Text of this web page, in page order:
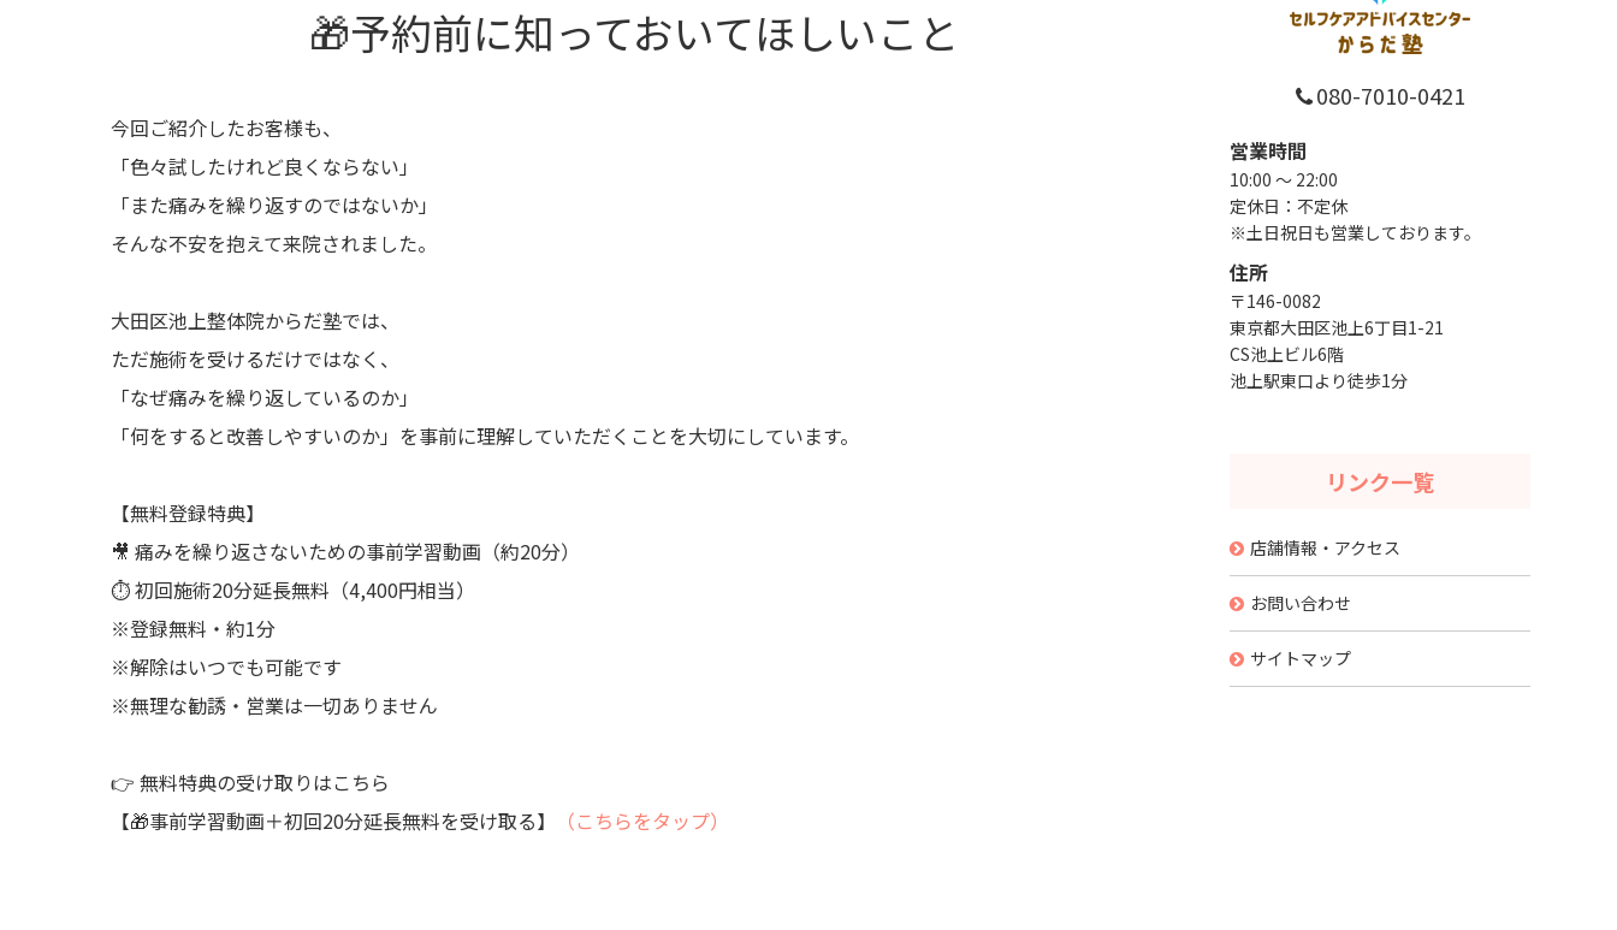
🎁予約前に知っておいてほしいこと
今回ご紹介したお客様も、
「色々試したけれど良くならない」
「また痛みを繰り返すのではないか」
そんな不安を抱えて来院されました。
大田区池上整体院からだ塾では、
ただ施術を受けるだけではなく、
「なぜ痛みを繰り返しているのか」
「何をすると改善しやすいのか」を事前に理解していただくことを大切にしています。
【無料登録特典】
🎥 痛みを繰り返さないための事前学習動画（約20分）
⏱ 初回施術20分延長無料（4,400円相当）
※登録無料・約1分
※解除はいつでも可能です
※無理な勧誘・営業は一切ありません
👉 無料特典の受け取りはこちら
【🎁事前学習動画＋初回20分延長無料を受け取る】
（こちらをタップ）
080-7010-0421
営業時間
10:00 ～ 22:00
定休日：不定休
※土日祝日も営業しております。
住所
〒146-0082
東京都大田区池上6丁目1-21
CS池上ビル6階
池上駅東口より徒歩1分
リンク一覧
店舗情報・アクセス
お問い合わせ
サイトマップ